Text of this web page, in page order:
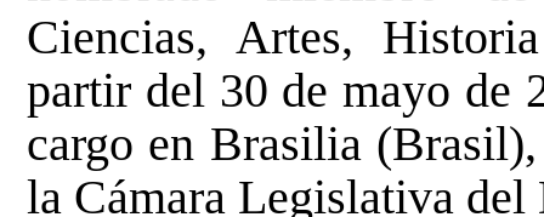
Ciencias, Artes,
partir del 30 de mayo de
cargo en Brasilia
la Cámara Legislativa